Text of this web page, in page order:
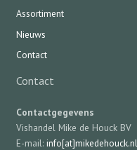
Assortiment
Nieuws
Contact
Contact
Contactgegevens
Vishandel Mike de Houck BV
E-mail: info[at]mikedehouck.nl